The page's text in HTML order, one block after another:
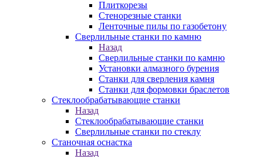
Плиткорезы
Стенорезные станки
Ленточные пилы по газобетону
Сверлильные станки по камню
Назад
Сверлильные станки по камню
Установки алмазного бурения
Станки для сверления камня
Станки для формовки браслетов
Стеклообрабатывающие станки
Назад
Стеклообрабатывающие станки
Сверлильные станки по стеклу
Станочная оснастка
Назад